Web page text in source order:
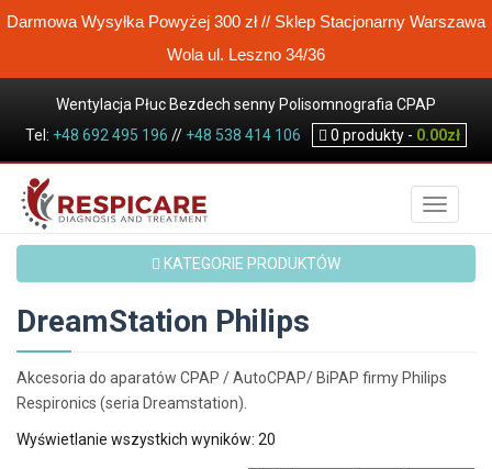
Darmowa Wysyłka Powyżej 300 zł // Sklep Stacjonarny Warszawa
Wola ul. Leszno 34/36
Wentylacja Płuc Bezdech senny Polisomnografia CPAP
Koncentrator tlenu Wysokoprzepływowa terapia tlenem
Sklep / Produkty
CPAP akcesoria DreamStation Philips
Tel: +48 692 495 196 // +48 538 414 106 0 produkty - 0.00zł
KATEGORIE PRODUKTÓW
DreamStation Philips
Akcesoria do aparatów CPAP / AutoCPAP/ BiPAP firmy Philips
Respironics (seria Dreamstation).
Wyświetlanie wszystkich wyników: 20